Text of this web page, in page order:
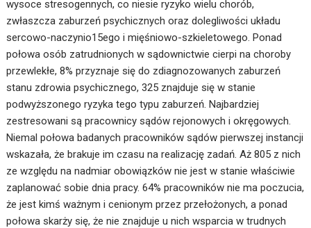
wysoce stresogennych, co niesie ryzyko wielu chorób,
zwłaszcza zaburzeń psychicznych oraz dolegliwości układu
sercowo-naczynio15ego i mięśniowo-szkieletowego. Ponad
połowa osób zatrudnionych w sądownictwie cierpi na choroby
przewlekłe, 8% przyznaje się do zdiagnozowanych zaburzeń
stanu zdrowia psychicznego, 325 znajduje się w stanie
podwyższonego ryzyka tego typu zaburzeń. Najbardziej
zestresowani są pracownicy sądów rejonowych i okręgowych.
Niemal połowa badanych pracowników sądów pierwszej instancji
wskazała, że brakuje im czasu na realizację zadań. Aż 805 z nich
ze względu na nadmiar obowiązków nie jest w stanie właściwie
zaplanować sobie dnia pracy. 64% pracowników nie ma poczucia,
że jest kimś ważnym i cenionym przez przełożonych, a ponad
połowa skarży się, że nie znajduje u nich wsparcia w trudnych